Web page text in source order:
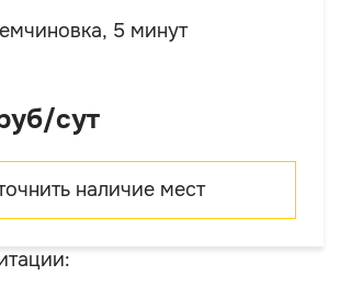
5 минут
сут
наличие мест